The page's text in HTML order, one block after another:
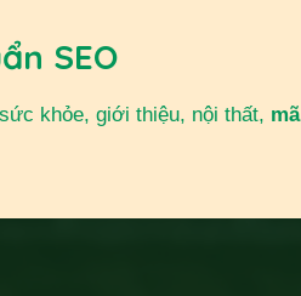
SEO
khỏe, giới thiệu, nội thất, mã